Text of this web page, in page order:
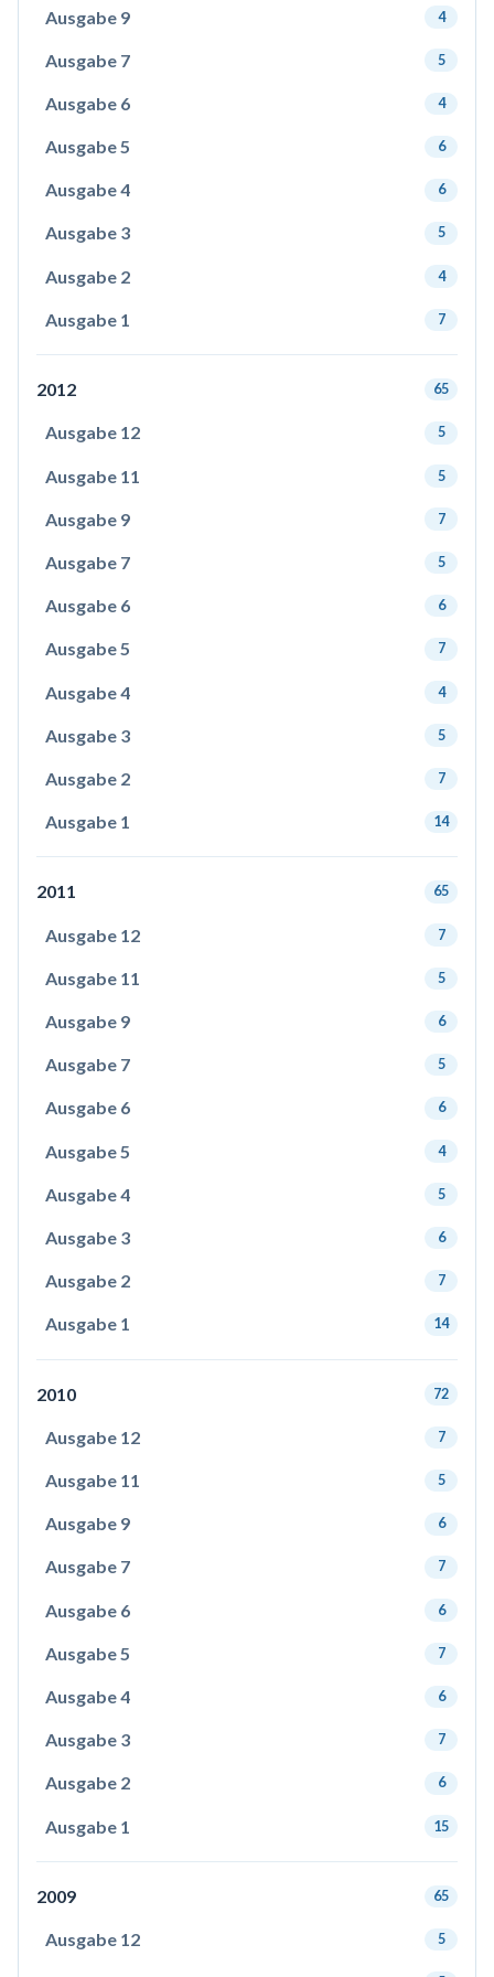
Ausgabe 9 4
Ausgabe 7 5
Ausgabe 6 4
Ausgabe 5 6
Ausgabe 4 6
Ausgabe 3 5
Ausgabe 2 4
Ausgabe 1 7
2012 65
Ausgabe 12 5
Ausgabe 11 5
Ausgabe 9 7
Ausgabe 7 5
Ausgabe 6 6
Ausgabe 5 7
Ausgabe 4 4
Ausgabe 3 5
Ausgabe 2 7
Ausgabe 1 14
2011 65
Ausgabe 12 7
Ausgabe 11 5
Ausgabe 9 6
Ausgabe 7 5
Ausgabe 6 6
Ausgabe 5 4
Ausgabe 4 5
Ausgabe 3 6
Ausgabe 2 7
Ausgabe 1 14
2010 72
Ausgabe 12 7
Ausgabe 11 5
Ausgabe 9 6
Ausgabe 7 7
Ausgabe 6 6
Ausgabe 5 7
Ausgabe 4 6
Ausgabe 3 7
Ausgabe 2 6
Ausgabe 1 15
2009 65
Ausgabe 12 5